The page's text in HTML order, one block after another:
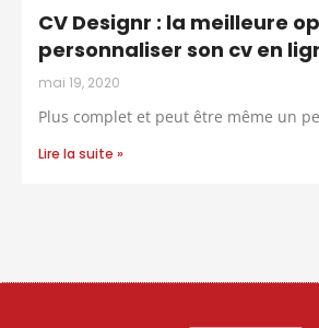
CV Designr : la meilleure
personnaliser son cv en
mai 19, 2020
Plus complet et peut être même un
Lire la suite »